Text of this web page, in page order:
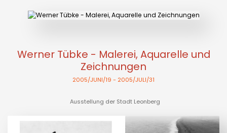
Werner Tübke - Malerei, Aquarelle und
Zeichnungen
2005/JUNI/19 - 2005/JULI/31
Ausstellung der Stadt Leonberg